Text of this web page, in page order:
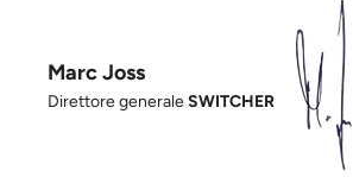
Marc Joss
Direttore generaleSWITCHER